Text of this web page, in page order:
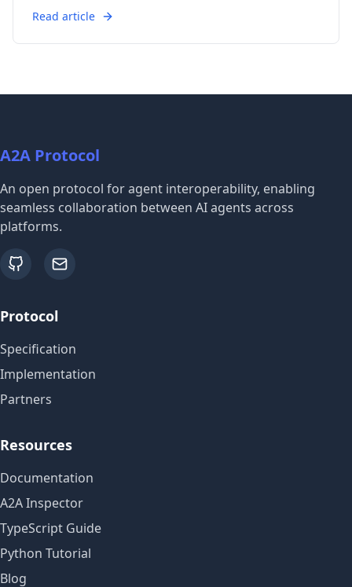
Read article
A2A Protocol
An open protocol for agent interoperability, enabling
seamless collaboration between AI agents across
platforms.
github email
Protocol
Specification
Implementation
Partners
Resources
Documentation
A2A Inspector
TypeScript Guide
Python Tutorial
Blog